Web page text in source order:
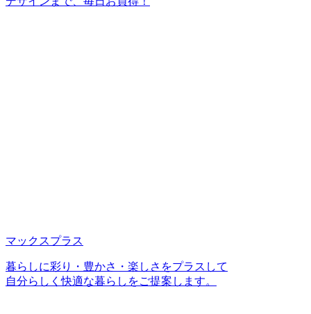
マックスプラス
暮らしに彩り・豊かさ・楽しさをプラスして
自分らしく快適な暮らしをご提案します。